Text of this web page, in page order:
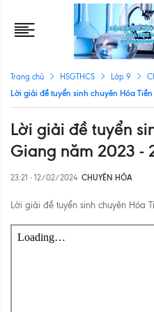
Trang chủ HSGTHCS Lớp 9
Lời giải đề tuyển sinh chuyên Hóa
Lời giải đề tuyển
Giang năm 2023 -
23:21 - 12/02/2024 CHUYÊN HÓA
Lời giải đề tuyển sinh chuyên Hóa